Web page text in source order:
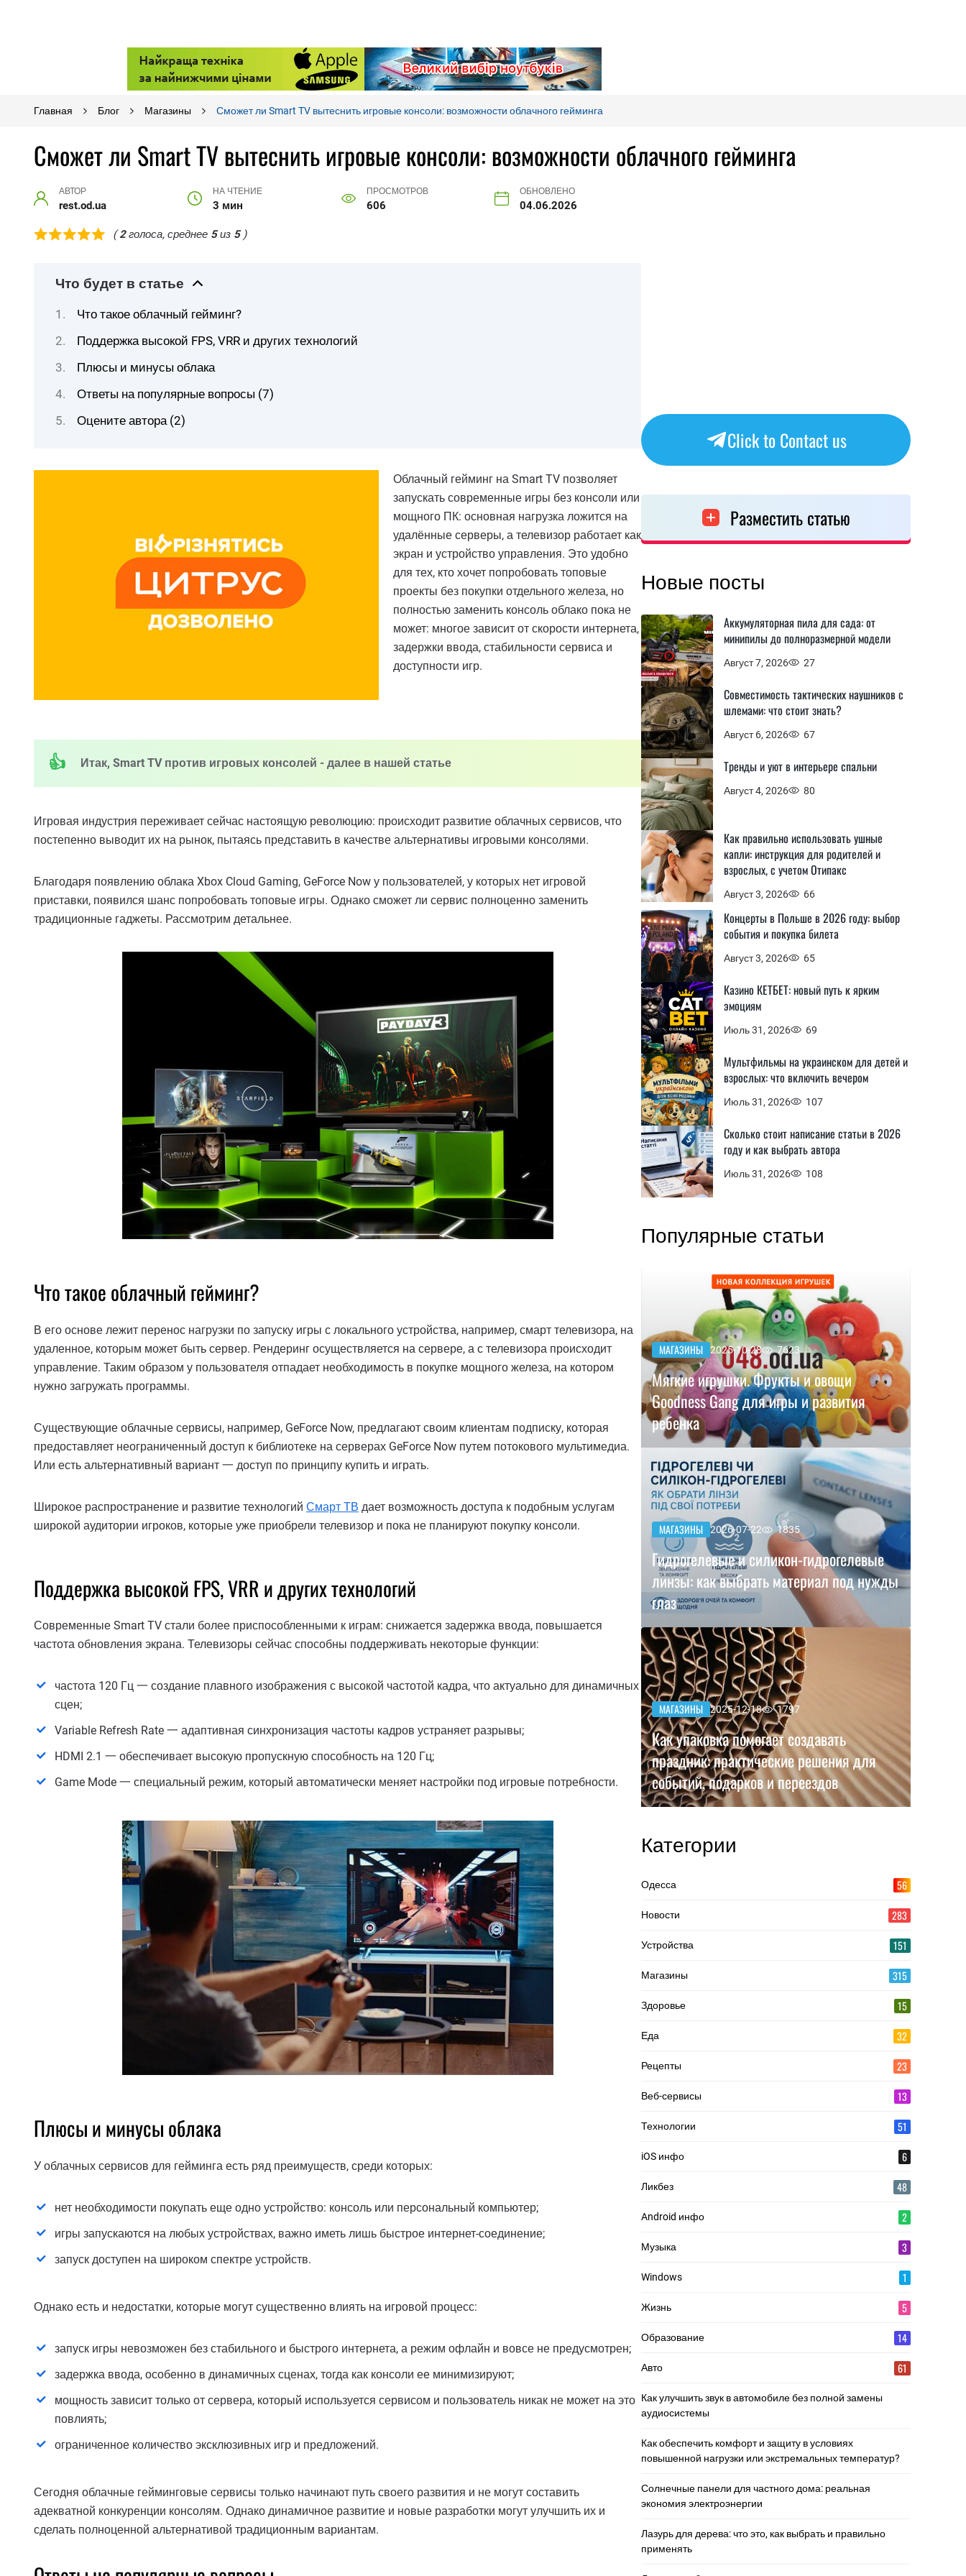
Главная Блог Магазины Сможет ли Smart TV вытеснить игровые консоли: возможности облачного гейминга
Сможет ли Smart TV вытеснить игровые консоли: возможности облачного гейминга
АВТОР
rest.od.ua
НА ЧТЕНИЕ
3 мин
ПРОСМОТРОВ
606
ОБНОВЛЕНО
04.06.2026
(2голоса, среднее 5из 5)
Что будет в статье
Что такое облачный гейминг?
Поддержка высокой FPS, VRR и других технологий
Плюсы и минусы облака
Ответы на популярные вопросы (7)
Оцените автора (2)
Облачный гейминг на Smart TV позволяет
запускать современные игры без консоли или
мощного ПК: основная нагрузка ложится на
удалённые серверы, а телевизор работает как
экран и устройство управления. Это удобно
для тех, кто хочет попробовать топовые
проекты без покупки отдельного железа, но
полностью заменить консоль облако пока не
может: многое зависит от скорости интернета,
задержки ввода, стабильности сервиса и
доступности игр.
Итак, Smart TV против игровых консолей - далее в нашей статье
Игровая индустрия переживает сейчас настоящую революцию: происходит развитие облачных сервисов, что
постепенно выводит их на рынок, пытаясь представить в качестве альтернативы игровыми консолями.
Благодаря появлению облака Xbox Cloud Gaming, GeForce Now у пользователей, у которых нет игровой
приставки, появился шанс попробовать топовые игры. Однако сможет ли сервис полноценно заменить
традиционные гаджеты. Рассмотрим детальнее.
Что такое облачный гейминг?
В его основе лежит перенос нагрузки по запуску игры с локального устройства, например, смарт телевизора, на
удаленное, которым может быть сервер. Рендеринг осуществляется на сервере, а с телевизора происходит
управление. Таким образом у пользователя отпадает необходимость в покупке мощного железа, на котором
нужно загружать программы.
Существующие облачные сервисы, например, GeForce Now, предлагают своим клиентам подписку, которая
предоставляет неограниченный доступ к библиотеке на серверах GeForce Now путем потокового мультимедиа.
Или есть альтернативный вариант 一 доступ по принципу купить и играть.
Широкое распространение и развитие технологий Смарт ТВ дает возможность доступа к подобным услугам
широкой аудитории игроков, которые уже приобрели телевизор и пока не планируют покупку консоли.
Поддержка высокой FPS, VRR и других технологий
Современные Smart TV стали более приспособленными к играм: снижается задержка ввода, повышается
частота обновления экрана. Телевизоры сейчас способны поддерживать некоторые функции:
частота 120 Гц 一 создание плавного изображения с высокой частотой кадра, что актуально для динамичных
сцен;
Variable Refresh Rate 一 адаптивная синхронизация частоты кадров устраняет разрывы;
HDMI 2.1 一 обеспечивает высокую пропускную способность на 120 Гц;
Game Mode 一 специальный режим, который автоматически меняет настройки под игровые потребности.
Плюсы и минусы облака
У облачных сервисов для гейминга есть ряд преимуществ, среди которых:
нет необходимости покупать еще одно устройство: консоль или персональный компьютер;
игры запускаются на любых устройствах, важно иметь лишь быстрое интернет-соединение;
запуск доступен на широком спектре устройств.
Однако есть и недостатки, которые могут существенно влиять на игровой процесс:
запуск игры невозможен без стабильного и быстрого интернета, а режим офлайн и вовсе не предусмотрен;
задержка ввода, особенно в динамичных сценах, тогда как консоли ее минимизируют;
мощность зависит только от сервера, который используется сервисом и пользователь никак не может на это
повлиять;
ограниченное количество эксклюзивных игр и предложений.
Сегодня облачные гейминговые сервисы только начинают путь своего развития и не могут составить
адекватной конкуренции консолям. Однако динамичное развитие и новые разработки могут улучшить их и
сделать полноценной альтернативой традиционным вариантам.
Click to Contact us
Разместить статью
Новые посты
Август 7, 2026 27
Аккумуляторная пила для сада: от
минипилы до полноразмерной модели
Август 6, 2026 67
Совместимость тактических наушников с
шлемами: что стоит знать?
Август 4, 2026 80
Тренды и уют в интерьере спальни
Август 3, 2026 66
Как правильно использовать ушные
капли: инструкция для родителей и
взрослых, с учетом Отипакс
Август 3, 2026 65
Концерты в Польше в 2026 году: выбор
события и покупка билета
Июль 31, 2026 69
Казино КЕТБЕТ: новый путь к ярким
эмоциям
Июль 31, 2026 107
Мультфильмы на украинском для детей и
взрослых: что включить вечером
Июль 31, 2026 108
Сколько стоит написание статьи в 2026
году и как выбрать автора
Популярные статьи
МАГАЗИНЫ 2025-10-28 7623
Мягкие игрушки. Фрукты и овощи
Goodness Gang для игры и развития
ребенка
МАГАЗИНЫ 2026-07-22 1835
Гидрогелевые и силикон-гидрогелевые
линзы: как выбрать материал под нужды
глаз
МАГАЗИНЫ 2025-12-18 1797
Как упаковка помогает создавать
праздник: практические решения для
событий, подарков и переездов
Категории
Одесса 56
Новости 283
Устройства 151
Магазины 315
Здоровье 15
Еда 32
Рецепты 23
Веб-сервисы 13
Технологии 51
iOS инфо 6
Ликбез 48
Android инфо 2
Музыка 3
Windows 1
Жизнь 5
Образование 14
Авто 61
Как улучшить звук в автомобиле без полной замены
аудиосистемы
Как обеспечить комфорт и защиту в условиях
повышенной нагрузки или экстремальных температур?
Солнечные панели для частного дома: реальная
экономия электроэнергии
Лазурь для дерева: что это, как выбрать и правильно
применять